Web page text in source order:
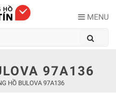
MENU
97A136
HỒ BULOVA 97A136